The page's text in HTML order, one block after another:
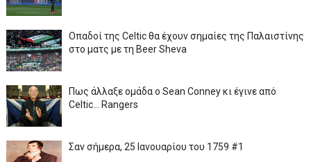
Οπαδοί της Celtic θα έχουν σημαίες της Παλαιστίνης
στο ματς με τη Beer Sheva
Πως άλλαξε ομάδα ο Sean Conney κι έγινε από
Celtic... Rangers
Σαν σήμερα, 25 Ιανουαρίου του 1759 #1